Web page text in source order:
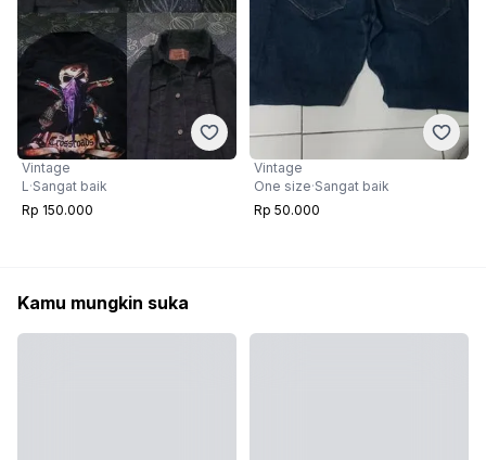
Vintage
L ·Sangat baik
Rp 150.000
Vintage
One size·Sangat baik
Rp 50.000
Kamu mungkin suka